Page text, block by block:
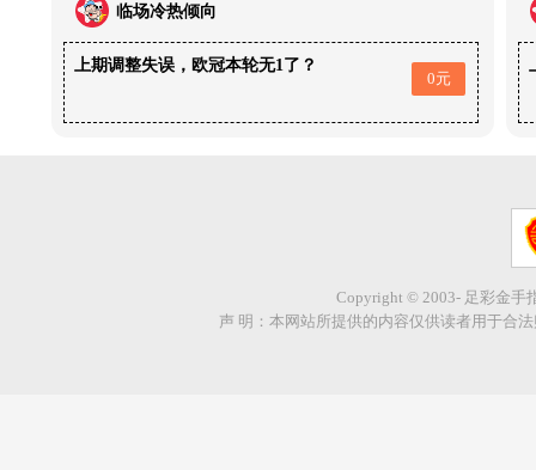
临场冷热倾向
上期调整失误，欧冠本轮无1了？
0元
Copyright © 2003- 足彩金手
声 明：本网站所提供的内容仅供读者用于合